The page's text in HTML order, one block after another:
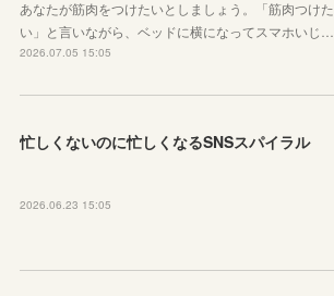
あなたが筋肉をつけたいとしましょう。「筋肉つけた
い」と言いながら、ベッドに横になってスマホいじ…
2026.07.05 15:05
忙しくないのに忙しくなるSNSスパイラル
2026.06.23 15:05